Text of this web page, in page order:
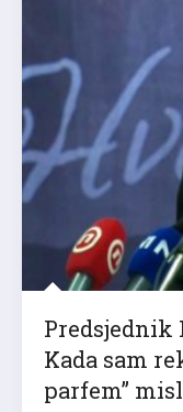
Predsjednik
Kada sam
parfem”